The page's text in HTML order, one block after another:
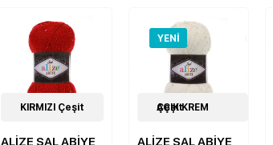
10Çeşit
KIRMIZI Çeşit
ALİZE ŞAL ABİYE
YENI
11Çeşit
AÇIK KREM Çeşit
ALİZE ŞAL ABİYE